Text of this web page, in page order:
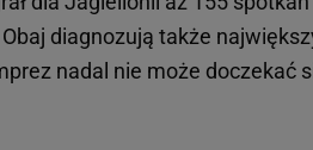
diagnozują także
nadal nie może doczekać